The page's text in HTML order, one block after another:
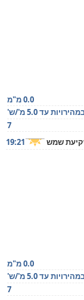
0.0 מ"מ
עד 5.0 מ'/ש'
7
שמש 19:21
0.0 מ"מ
עד 5.0 מ'/ש'
7